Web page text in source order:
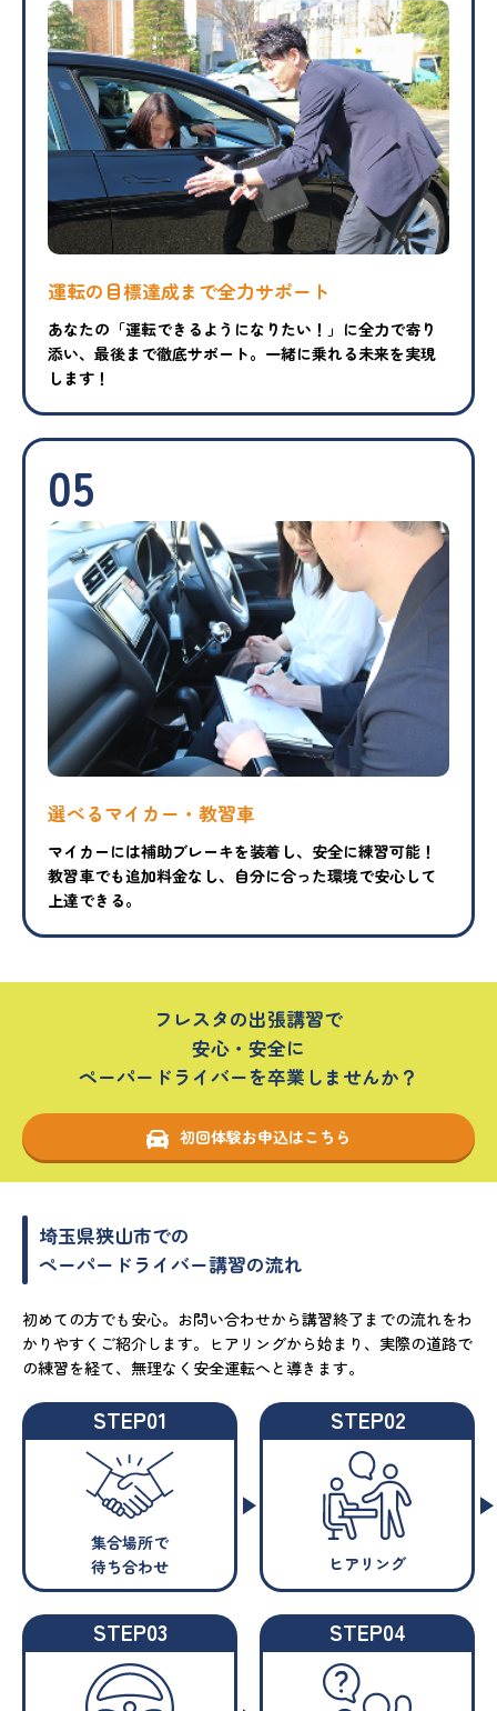
運転の目標達成まで全力サポート
あなたの「運転できるようになりたい！」に全力で寄り
添い、最後まで徹底サポート。一緒に乗れる未来を実現
します！
05
選べるマイカー・教習車
マイカーには補助ブレーキを装着し、安全に練習可能！
教習車でも追加料金なし、自分に合った環境で安心して
上達できる。
フレスタの出張講習で
安心・安全に
ペーパードライバーを卒業しませんか？
初回体験お申込はこちら
埼玉県狭山市での
ペーパードライバー講習の流れ
初めての方でも安心。お問い合わせから講習終了までの流れをわ
かりやすくご紹介します。ヒアリングから始まり、実際の道路で
の練習を経て、無理なく安全運転へと導きます。
STEP01
集合場所で
待ち合わせ
STEP02
ヒアリング
STEP03 STEP04